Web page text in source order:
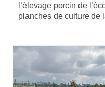
l’élevage porcin de
planches de culture de